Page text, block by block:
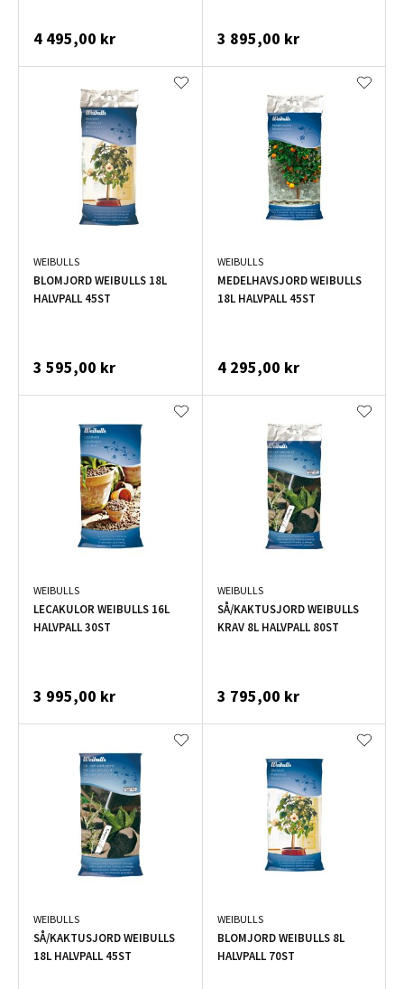
4 495,00 kr 3 895,00 kr
WEIBULLS
BLOMJORD WEIBULLS 18L
HALVPALL 45ST
3 595,00 kr
WEIBULLS
MEDELHAVSJORD WEIBULLS
18L HALVPALL 45ST
4 295,00 kr
WEIBULLS
LECAKULOR WEIBULLS 16L
HALVPALL 30ST
3 995,00 kr
WEIBULLS
SÅ/KAKTUSJORD WEIBULLS
KRAV 8L HALVPALL 80ST
3 795,00 kr
WEIBULLS
SÅ/KAKTUSJORD WEIBULLS
18L HALVPALL 45ST
WEIBULLS
BLOMJORD WEIBULLS 8L
HALVPALL 70ST